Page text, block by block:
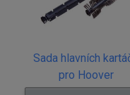
Sada hlavních
pro Hoover